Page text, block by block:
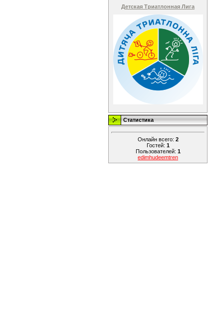
Детская Триатлонная Лига
Статистика
Онлайн всего: 2
Гостей: 1
Пользователей: 1
edimhudeemtren